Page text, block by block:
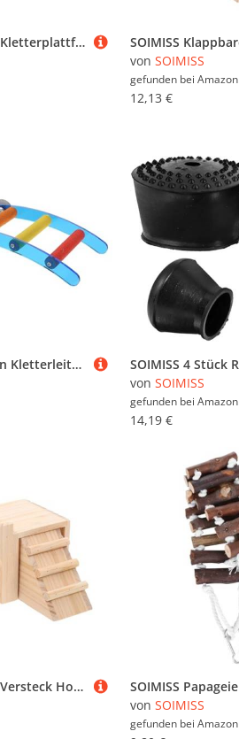
SOIMISS Hamster Kletterplattform aus Holz mit Leiter Höhe für Zwerghamster und Meerschweinchen Auslauf Zubehör für Kleine Nagetiere
von SOIMISS
gefunden bei Amazon
12,13 €
SOIMISS Papageien Kletterleiter aus Acryl Bunte Trainingsleiter für Vögel Langlebiges Kauspielzeug für Käfigvögel Geeignet als Sitzstange und Spielplatz für Papageien und Kleine Vögel
von SOIMISS
gefunden bei Amazon
14,19 €
SOIMISS Hamster Versteck Holzhaus mit Leiter Kleintier Nest Schlafplatz für Hamster und Chinchilla Kleines Haustier Spiel und Ruhehaus Geruch Langlebig und Sicher
von SOIMISS
gefunden bei Amazon